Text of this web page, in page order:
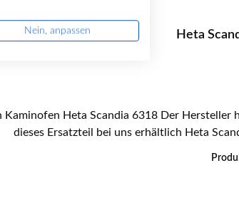
Heta
Nein, anpassen